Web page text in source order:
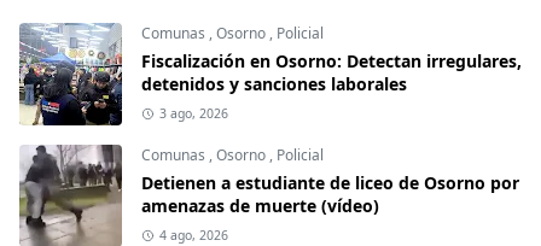
Comunas ,Osorno , Policial
Fiscalización en Osorno: Detectan irregulares,
detenidos y sanciones laborales
3 ago, 2026
Comunas ,Osorno , Policial
Detienen a estudiante de liceo de Osorno por
amenazas de muerte (vídeo)
4 ago, 2026